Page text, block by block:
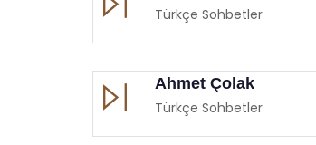
Türkçe Sohbetler
Ahmet Çolak
Türkçe Sohbetler